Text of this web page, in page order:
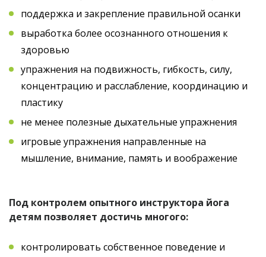
поддержка и закрепление правильной осанки
выработка более осознанного отношения к
здоровью
упражнения на подвижность, гибкость, силу,
концентрацию и расслабление, координацию и
пластику
не менее полезные дыхательные упражнения
игровые упражнения направленные на
мышление, внимание, память и воображение
Под контролем опытного инструктора йога
детям позволяет достичь многого:
контролировать собственное поведение и